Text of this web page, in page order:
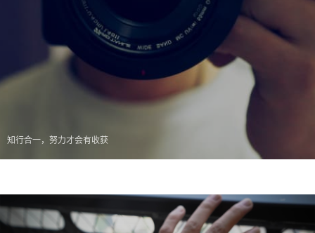
知行合一，努力才会有收获